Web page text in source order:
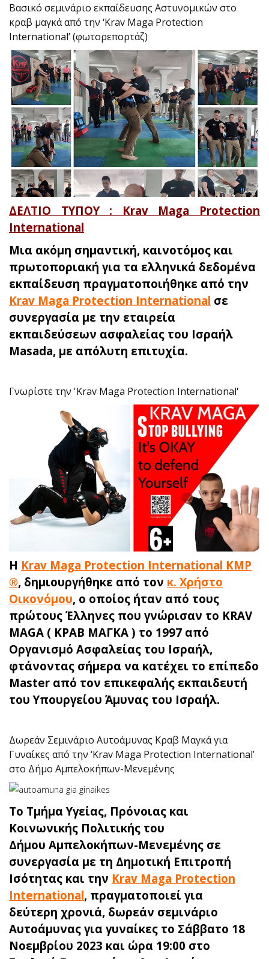
Βασικό σεμινάριο εκπαίδευσης Αστυνομικών στο
κραβ μαγκά από την ‘Krav Maga Protection
International’ (φωτορεπορτάζ)
ΔΕΛΤΙΟ ΤΥΠΟΥ : Krav Maga Protection
International
Μια ακόμη σημαντική, καινοτόμος και
πρωτοποριακή για τα ελληνικά δεδομένα
εκπαίδευση πραγματοποιήθηκε από την
Krav Maga Protection International σε
συνεργασία με την εταιρεία
εκπαιδεύσεων ασφαλείας του Ισραήλ
Masada, με απόλυτη επιτυχία.
Γνωρίστε την 'Krav Maga Protection International'
Η Krav Maga Protection International KMP
®, δημιουργήθηκε από τον κ. Χρήστο
Οικονόμου, ο οποίος ήταν από τους
πρώτους Έλληνες που γνώρισαν το KRAV
MAGA ( ΚΡΑΒ ΜΑΓΚΑ ) το 1997 από
Οργανισμό Ασφαλείας του Ισραήλ,
φτάνοντας σήμερα να κατέχει το επίπεδο
Master από τον επικεφαλής εκπαιδευτή
του Υπουργείου Άμυνας του Ισραήλ.
Δωρεάν Σεμινάριο Αυτοάμυνας Κραβ Μαγκά για
Γυναίκες από την ‘Krav Maga Protection International’
στο Δήμο Αμπελοκήπων-Μενεμένης
Το Τμήμα Υγείας, Πρόνοιας και
Κοινωνικής Πολιτικής του
Δήμου Αμπελοκήπων-Μενεμένης σε
συνεργασία με τη Δημοτική Επιτροπή
Ισότητας και την Krav Maga Protection
International, πραγματοποιεί για
δεύτερη χρονιά, δωρεάν σεμινάριο
Αυτοάμυνας για γυναίκες το Σάββατο 18
Νοεμβρίου 2023 και ώρα 19:00 στο